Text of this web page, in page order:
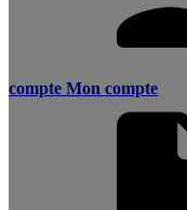
compte Mon compte